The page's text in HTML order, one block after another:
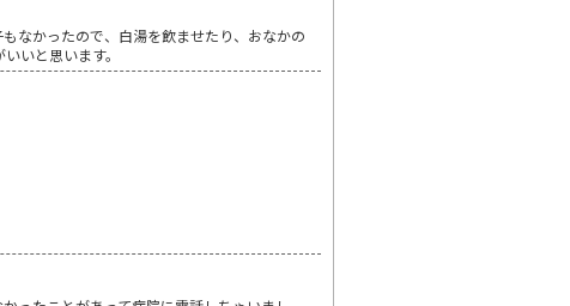
なかったので、白湯を飲ませたり、おなかの
いと思います。